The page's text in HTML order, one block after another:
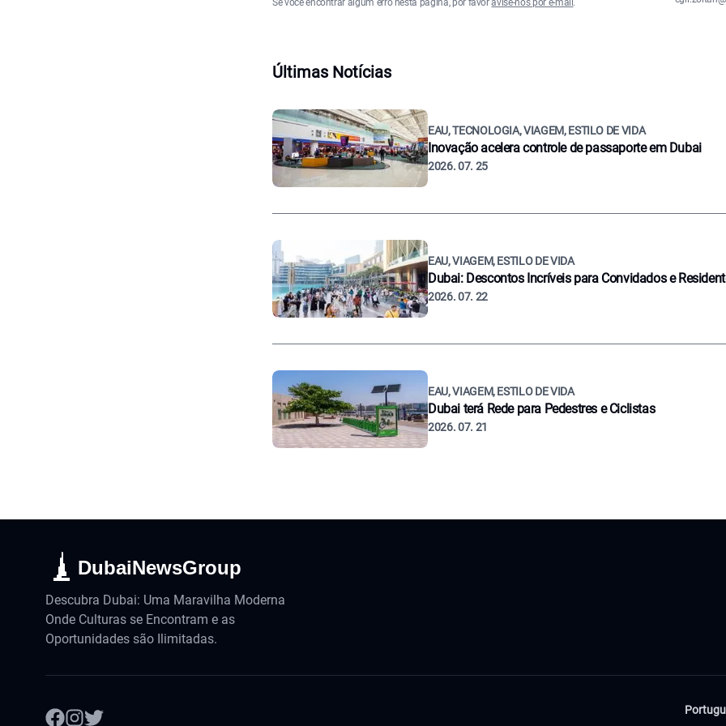
Se você encontrar algum erro nesta página, por favoravise-nos por e-mail .
Últimas Notícias
EAU, TECNOLOGIA, VIAGEM, ESTILO DE VIDA
Inovação acelera controle de passaporte em Dubai
2026. 07. 25
EAU, VIAGEM, ESTILO DE VIDA
Dubai: Descontos Incríveis para Convidados e
2026. 07. 22
EAU, VIAGEM, ESTILO DE VIDA
Dubai terá Rede para Pedestres e Ciclistas
2026. 07. 21
DubaiNewsGroup
Descubra Dubai: Uma Maravilha Moderna
Onde Culturas se Encontram e as
Oportunidades são Ilimitadas.